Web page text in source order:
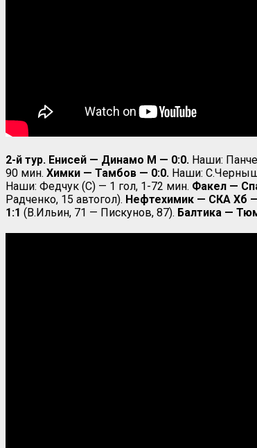
2-й тур. Енисей — Динамо М — 0:0. Наши:
90 мин. Химки — Тамбов — 0:0. Наши:
Наши: Федчук (С) — 1 гол, 1-72 мин. Факел —
Радченко, 15 автогол). Нефтехимик — СКА Хб
1:1 (В.Ильин, 71 — Пискунов, 87). Балтика —